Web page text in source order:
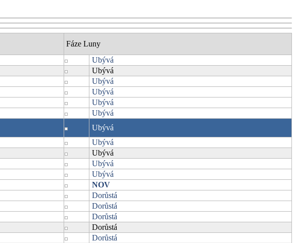
Fáze Luny
Ubývá
Ubývá
Ubývá
Ubývá
Ubývá
Ubývá
Ubývá
Ubývá
Ubývá
Ubývá
Ubývá
NOV
Dorůstá
Dorůstá
Dorůstá
Dorůstá
Dorůstá